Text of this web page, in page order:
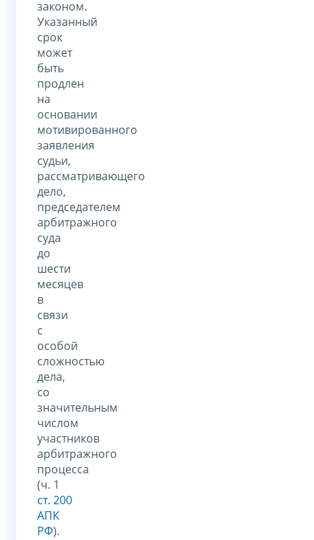
законом.
Указанный
срок
может
быть
продлен
на
основании
мотивированного
заявления
судьи,
рассматривающего
дело,
председателем
арбитражного
суда
до
шести
месяцев
в
связи
с
особой
сложностью
дела,
со
значительным
числом
участников
арбитражного
процесса
(ч. 1
ст. 200
АПК
РФ).